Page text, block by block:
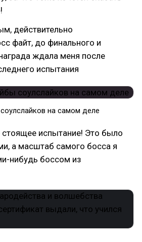
действительно
файт, до финального и
ждала меня после
испытания
на самом деле
испытание! Это было
а масштаб самого босса я
нибудь боссом из